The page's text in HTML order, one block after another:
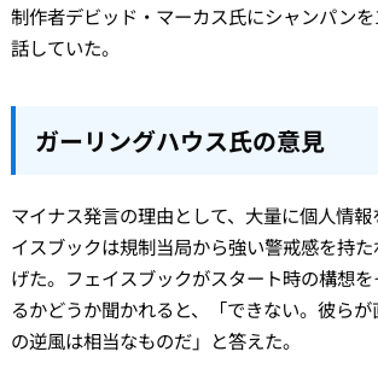
制作者デビッド・マーカス氏にシャンパン
話していた。
ガーリングハウス氏の意見
マイナス発言の理由として、大量に個人情
イスブックは規制当局から強い警戒感を持
げた。フェイスブックがスタート時の構想
るかどうか聞かれると、「できない。彼ら
の逆風は相当なものだ」と答えた。